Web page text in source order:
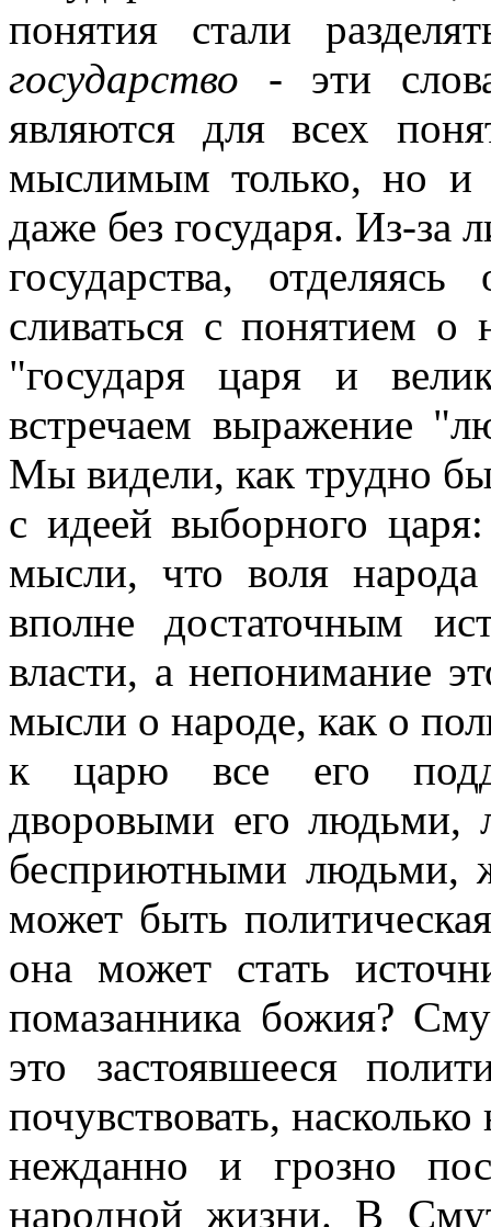
понятия стали
государство - эти
являются для всех
мыслимым только, но и
даже без государя. Из-за
государства,
сливаться с понятием о
"государя царя и
встречаем выражение
Мы видели, как трудно
с идеей выборного
мысли, что воля
вполне достаточным
власти, а непонимание
мысли о народе, как о
к царю все его
дворовыми его людьми,
бесприютными людьми,
может быть
она может стать
помазанника божия?
это застоявшееся
почувствовать,
нежданно и грозно
народной жизни. В